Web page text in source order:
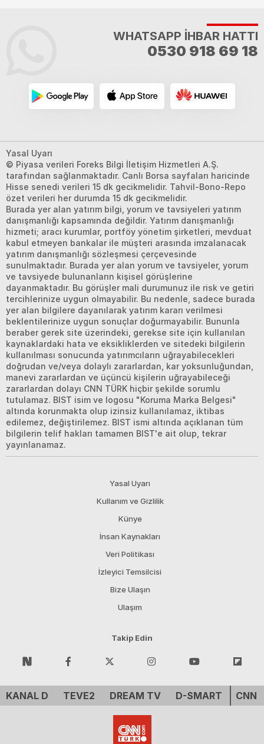
WHATSAPP İHBAR HATTI
0530 918 69 18
Yasal Uyarı
© Piyasa verileri Foreks Bilgi İletişim Hizmetleri A.Ş.
tarafından sağlanmaktadır. Canlı Borsa sayfaları haricinde
Hisse senedi verileri 15 dk gecikmelidir. Tahvil-Bono-Repo
özet verileri her durumda 15 dk gecikmelidir.
Burada yer alan yatırım bilgi, yorum ve tavsiyeleri yatırım
danışmanlığı kapsamında değildir. Yatırım danışmanlığı
hizmeti; aracı kurumlar, portföy yönetim şirketleri, mevduat
kabul etmeyen bankalar ile müşteri arasında imzalanacak
yatırım danışmanlığı sözleşmesi çerçevesinde
sunulmaktadır. Burada yer alan yorum ve tavsiyeler, yorum
ve tavsiyede bulunanların kişisel görüşlerine
dayanmaktadır. Bu görüşler mali durumunuz ile risk ve getiri
tercihlerinize uygun olmayabilir. Bu nedenle, sadece burada
yer alan bilgilere dayanılarak yatırım kararı verilmesi
beklentilerinize uygun sonuçlar doğurmayabilir. Bununla
beraber gerek site üzerindeki, gerekse site için kullanılan
kaynaklardaki hata ve eksikliklerden ve sitedeki bilgilerin
kullanılması sonucunda yatırımcıların uğrayabilecekleri
doğrudan ve/veya dolaylı zararlardan, kar yoksunluğundan,
manevi zararlardan ve üçüncü kişilerin uğrayabileceği
zararlardan dolayı CNN TÜRK hiçbir şekilde sorumlu
tutulamaz. BIST isim ve logosu "Koruma Marka Belgesi"
altında korunmakta olup izinsiz kullanılamaz, iktibas
edilemez, değiştirilemez. BIST ismi altında açıklanan tüm
bilgilerin telif hakları tamamen BIST'e ait olup, tekrar
yayınlanamaz.
Yasal Uyarı
Kullanım ve Gizlilik
Künye
İnsan Kaynakları
Veri Politikası
İzleyici Temsilcisi
Bize Ulaşın
Ulaşım
Takip Edin
KANAL D TEVE2 DREAM TV D-SMART CNN